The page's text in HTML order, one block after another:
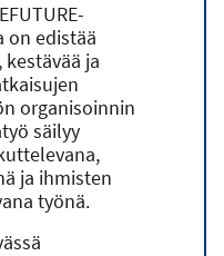
on edistää
ja
organisoinnin
säilyy
ja ihmisten
työnä.